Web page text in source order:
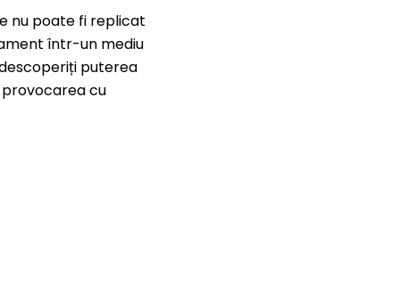
nu poate fi replicat
într-un mediu
puterea
cu